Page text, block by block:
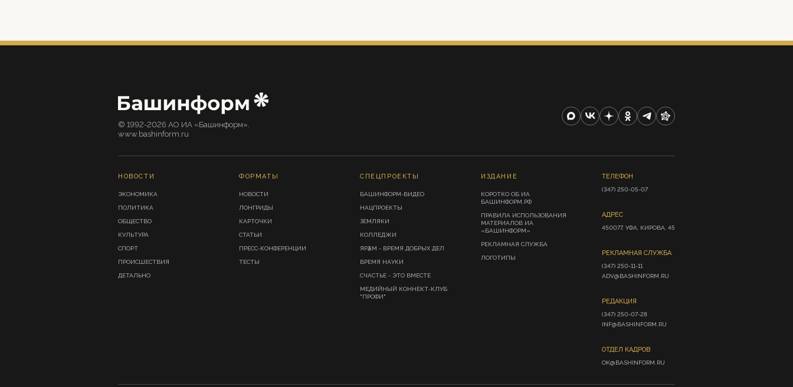
© 1992-2026 АО ИА «Башинформ».
www.bashinform.ru
НОВОСТИ
ЭКОНОМИКА
ПОЛИТИКА
ОБЩЕСТВО
КУЛЬТУРА
СПОРТ
ПРОИСШЕСТВИЯ
ДЕТАЛЬНО
ФОРМАТЫ
НОВОСТИ
ЛОНГРИДЫ
КАРТОЧКИ
СТАТЬИ
ПРЕСС-КОНФЕРЕНЦИИ
ТЕСТЫ
СПЕЦПРОЕКТЫ
БАШИНФОРМ-ВИДЕО
НАЦПРОЕКТЫ
ЗЕМЛЯКИ
КОЛЛЕДЖИ
ЯРҘАМ - ВРЕМЯ ДОБРЫХ ДЕЛ
ВРЕМЯ НАУКИ
СЧАСТЬЕ - ЭТО ВМЕСТЕ
МЕДИЙНЫЙ КОННЕКТ-КЛУБ
"ПРОФИ"
ИЗДАНИЕ
КОРОТКО ОБ ИА
БАШИНФОРМ.РФ
ПРАВИЛА ИСПОЛЬЗОВАНИЯ
МАТЕРИАЛОВ ИА
«БАШИНФОРМ»
РЕКЛАМНАЯ СЛУЖБА
ЛОГОТИПЫ
ТЕЛЕФОН
(347) 250-05-07
АДРЕС
450077, УФА, КИРОВА, 45
РЕКЛАМНАЯ СЛУЖБА
(347) 250-11-11
ADV@BASHINFORM.RU
РЕДАКЦИЯ
(347) 250-07-28
INF@BASHINFORM.RU
ОТДЕЛ КАДРОВ
OK@BASHINFORM.RU